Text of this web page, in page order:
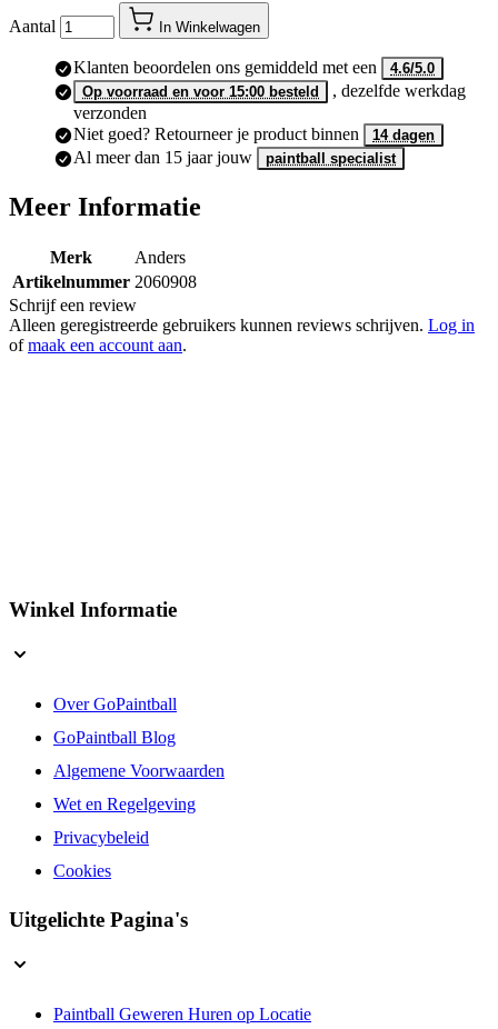
Aantal In Winkelwagen
Klanten beoordelen ons gemiddeld met een
4.6/5.0
Op voorraad en voor 15:00 besteld
, dezelfde werkdag
verzonden
Niet goed? Retourneer je product binnen
14 dagen
Al meer dan 15 jaar jouw paintball specialist
Meer Informatie
Merk
Anders
Artikelnummer 2060908
Schrijf een review
Alleen geregistreerde gebruikers kunnen reviews schrijven. Log in
ofmaak een account aan.
Winkel Informatie
Over GoPaintball
GoPaintball Blog
Algemene Voorwaarden
Wet en Regelgeving
Privacybeleid
Cookies
Uitgelichte Pagina's
Paintball Geweren Huren op Locatie